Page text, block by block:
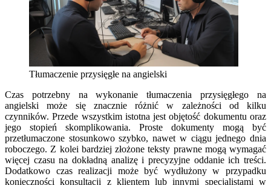
Tłumaczenie przysięgłe na angielski
Czas potrzebny na wykonanie tłumaczenia przysięgłego na
angielski może się znacznie różnić w zależności od kilku
czynników. Przede wszystkim istotna jest objętość dokumentu oraz
jego stopień skomplikowania. Proste dokumenty mogą być
przetłumaczone stosunkowo szybko, nawet w ciągu jednego dnia
roboczego. Z kolei bardziej złożone teksty prawne mogą wymagać
więcej czasu na dokładną analizę i precyzyjne oddanie ich treści.
Dodatkowo czas realizacji może być wydłużony w przypadku
konieczności konsultacji z klientem lub innymi specjalistami w